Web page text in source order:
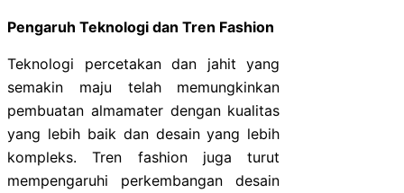
Pengaruh Teknologi dan Tren Fashion
Teknologi percetakan dan jahit yang
semakin maju telah memungkinkan
pembuatan almamater dengan kualitas
yang lebih baik dan desain yang lebih
kompleks. Tren fashion juga turut
mempengaruhi perkembangan desain